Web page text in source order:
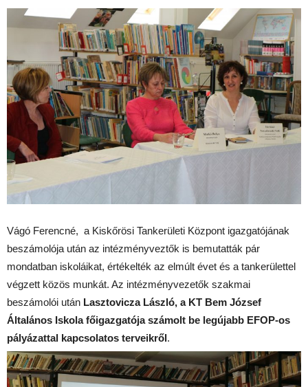
Vágó Ferencné, a Kiskőrösi Tankerületi Központ igazgatójának
beszámolója után az intézményveztők is bemutatták pár
mondatban iskoláikat, értékelték az elmúlt évet és a tankerülettel
végzett közös munkát. Az intézményvezetők szakmai
beszámolói után Lasztovicza László, a KT Bem József
Általános Iskola főigazgatója számolt be legújabb EFOP-os
pályázattal kapcsolatos terveikről.